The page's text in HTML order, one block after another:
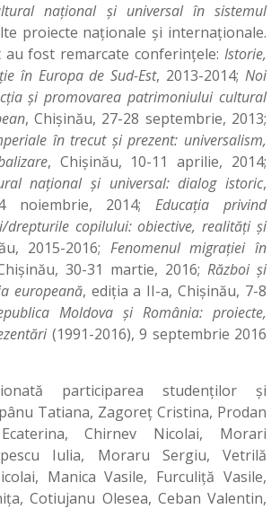
național și universal în sistemul
proiecte naționale și internaționale.
fost remarcate conferințele: Istorie,
în Europa de Sud-Est, 2013-2014; Noi
și promovarea patrimoniului cultural
, Chișinău, 27-28 septembrie, 2013;
în trecut și prezent: universalism,
, Chișinău, 10-11 aprilie, 2014;
național și universal: dialog istoric,
noiembrie, 2014;Educația privind
drepturile copilului: obiective, realități și
2015-2016; Fenomenul migrației în
30-31 martie, 2016; Război și
europeană, ediția a II-a, Chișinău, 7-8
Moldova și România: proiecte,
(1991-2016), 9 septembrie 2016
participarea studenților și
Tatiana, Zagoreț Cristina, Prodan
Chirnev Nicolai, Morari
Iulia, Moraru Sergiu, Vetrilă
Manica Vasile, Furculiță Vasile,
Cotiujanu Olesea, Ceban Valentin,